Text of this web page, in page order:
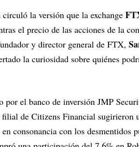
circuló la versión que la exchange
el precio de las acciones de la
y director general de FTX,
la curiosidad sobre quiénes
por el banco de inversión JMP
de Citizens Financial sugirieron
consonancia con los desmentidos